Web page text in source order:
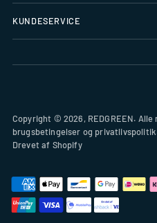
KUNDESERVICE
Copyright © 2026, REDGREEN. Alle
brugsbetingelser og
Drevet af Shopify